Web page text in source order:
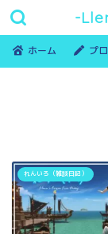
-
ホーム プ
れんいろ（雑談日記）